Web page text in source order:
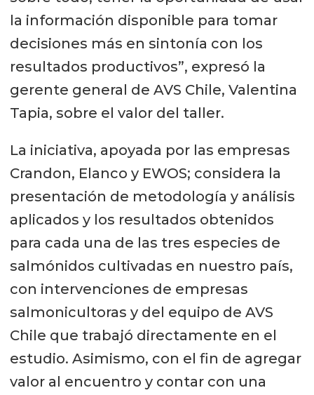
la información disponible para tomar
decisiones más en sintonía con los
resultados productivos”, expresó la
gerente general de AVS Chile, Valentina
Tapia, sobre el valor del taller.
La iniciativa, apoyada por las empresas
Crandon, Elanco y EWOS; considera la
presentación de metodología y análisis
aplicados y los resultados obtenidos
para cada una de las tres especies de
salmónidos cultivadas en nuestro país,
con intervenciones de empresas
salmonicultoras y del equipo de AVS
Chile que trabajó directamente en el
estudio. Asimismo, con el fin de agregar
valor al encuentro y contar con una